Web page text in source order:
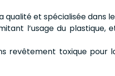
qualité et spécialisée dans
l’usage du plastique,
revêtement toxique pour